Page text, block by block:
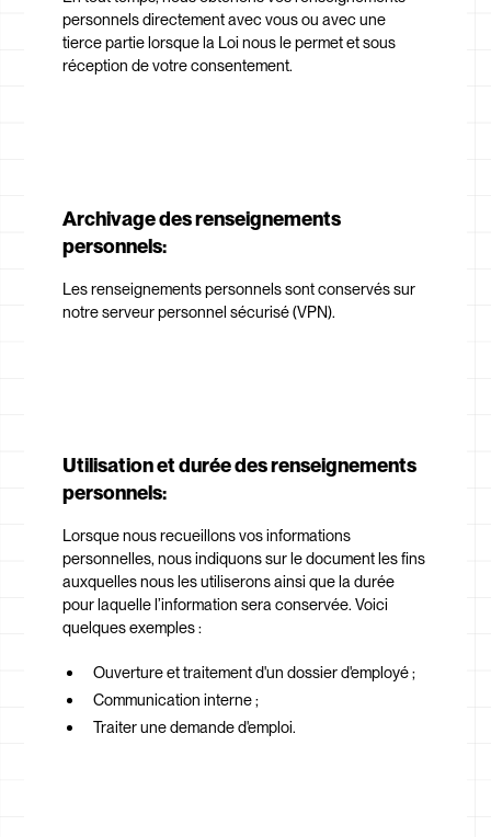
personnels directement avec vous ou avec une
tierce partie lorsque la Loi nous le permet et sous
réception de votre consentement.
Archivage des renseignements
personnels:
Les renseignements personnels sont conservés sur
notre serveur personnel sécurisé (VPN).
Utilisation et durée des renseignements
personnels:
Lorsque nous recueillons vos informations
personnelles, nous indiquons sur le document les fins
auxquelles nous les utiliserons ainsi que la durée
pour laquelle l’information sera conservée. Voici
quelques exemples :
Ouverture et traitement d'un dossier d'employé ;
Communication interne ;
Traiter une demande d'emploi.